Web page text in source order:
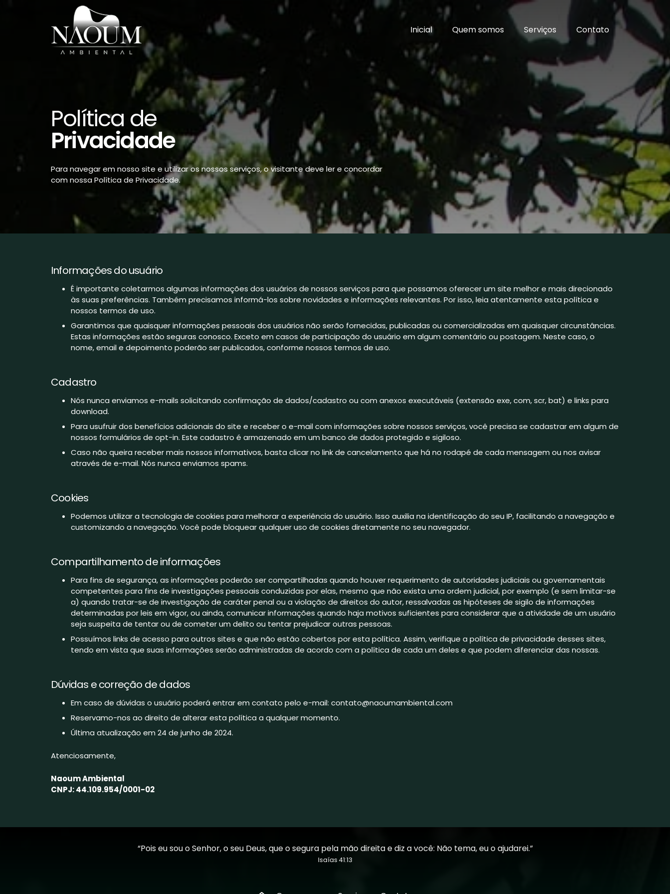
Inicial Quem somos Serviços Contato
Política de
Privacidade
Para navegar em nosso site e utilizar os nossos serviços, o visitante deve ler e concordar
com nossa Política de Privacidade.
Informações do usuário
É importante coletarmos algumas informações dos usuários de nossos serviços para que possamos oferecer um site melhor e mais direcionado
às suas preferências. Também precisamos informá-los sobre novidades e informações relevantes. Por isso, leia atentamente esta política e
nossos termos de uso.
Garantimos que quaisquer informações pessoais dos usuários não serão fornecidas, publicadas ou comercializadas em quaisquer circunstâncias.
Estas informações estão seguras conosco. Exceto em casos de participação do usuário em algum comentário ou postagem. Neste caso, o
nome, email e depoimento poderão ser publicados, conforme nossos termos de uso.
Cadastro
Nós nunca enviamos e-mails solicitando confirmação de dados/cadastro ou com anexos executáveis (extensão exe, com, scr, bat) e links para
download.
Para usufruir dos benefícios adicionais do site e receber o e-mail com informações sobre nossos serviços, você precisa se cadastrar em algum de
nossos formulários de opt-in. Este cadastro é armazenado em um banco de dados protegido e sigiloso.
Caso não queira receber mais nossos informativos, basta clicar no link de cancelamento que há no rodapé de cada mensagem ou nos avisar
através de e-mail. Nós nunca enviamos spams.
Cookies
Podemos utilizar a tecnologia de cookies para melhorar a experiência do usuário. Isso auxilia na identificação do seu IP, facilitando a navegação e
customizando a navegação. Você pode bloquear qualquer uso de cookies diretamente no seu navegador.
Compartilhamento de informações
Para fins de segurança, as informações poderão ser compartilhadas quando houver requerimento de autoridades judiciais ou governamentais
competentes para fins de investigações pessoais conduzidas por elas, mesmo que não exista uma ordem judicial, por exemplo (e sem limitar-se
a) quando tratar-se de investigação de caráter penal ou a violação de direitos do autor, ressalvadas as hipóteses de sigilo de informações
determinadas por leis em vigor, ou ainda, comunicar informações quando haja motivos suficientes para considerar que a atividade de um usuário
seja suspeita de tentar ou de cometer um delito ou tentar prejudicar outras pessoas.
Possuímos links de acesso para outros sites e que não estão cobertos por esta política. Assim, verifique a política de privacidade desses sites,
tendo em vista que suas informações serão administradas de acordo com a política de cada um deles e que podem diferenciar das nossas.
Dúvidas e correção de dados
Em caso de dúvidas o usuário poderá entrar em contato pelo e-mail: contato@naoumambiental.com
Reservamo-nos ao direito de alterar esta política a qualquer momento.
Última atualização em 24 de junho de 2024.
Atenciosamente,
Naoum Ambiental
CNPJ:44.109.954/0001-02
“Pois eu sou o Senhor, o seu Deus, que o segura pela mão direita e diz a você: Não tema, eu o ajudarei.”
Isaías 41:13